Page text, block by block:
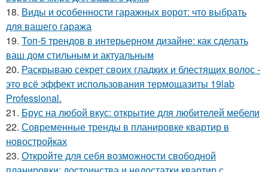
18. Виды и особенности гаражных ворот: что выбрать
для вашего гаража
19. Топ-5 трендов в интерьерном дизайне: как сделать
ваш дом стильным и актуальным
20. Раскрываю секрет своих гладких и блестящих волос -
это всё эффект использования термощазиты 19lab
Professional.
21. Брус на любой вкус: открытие для любителей мебели
22. Современные тренды в планировке квартир в
новостройках
23. Откройте для себя возможности свободной